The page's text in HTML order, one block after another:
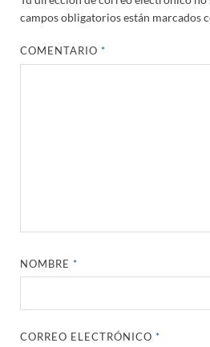
campos obligatorios están marcados
COMENTARIO*
NOMBRE*
CORREO ELECTRÓNICO*